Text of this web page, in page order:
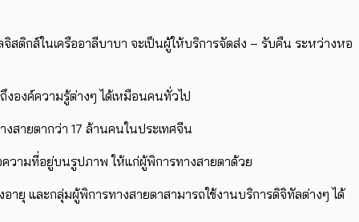
ติกส์ในเครืออาลีบาบา จะเป็นผู้ให้บริการจัดส่ง – รับคืน ระหว่างหอ
องค์ความรู้ต่างๆ ได้เหมือนคนทั่วไป
สายตากว่า 17 ล้านคนในประเทศจีน
วามที่อยู่บนรูปภาพ ให้แก่ผู้พิการทางสายตาด้วย
ยุ และกลุ่มผู้พิการทางสายตาสามารถใช้งานบริการดิจิทัลต่างๆ ได้